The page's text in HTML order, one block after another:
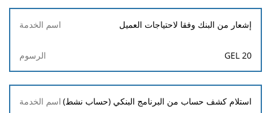
إشعار من البنك وفقا لاحتياجات العميل
20 GEL
استلام كشف حساب من البرنامج البنكي (حساب نشط)